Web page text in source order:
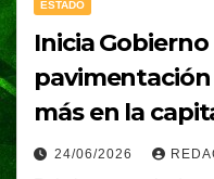
ESTADO
Inicia
pavimentación
más en la
24/06/2026